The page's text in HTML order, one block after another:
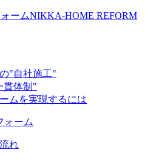
ームNIKKA-HOME REFORM
"自社施工"
貫体制"
ムを実現するには
ォーム
れ